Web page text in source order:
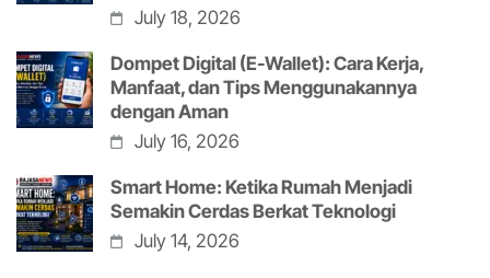
July 18, 2026
Dompet Digital (E-Wallet): Cara Kerja,
Manfaat, dan Tips Menggunakannya
dengan Aman
July 16, 2026
Smart Home: Ketika Rumah Menjadi
Semakin Cerdas Berkat Teknologi
July 14, 2026